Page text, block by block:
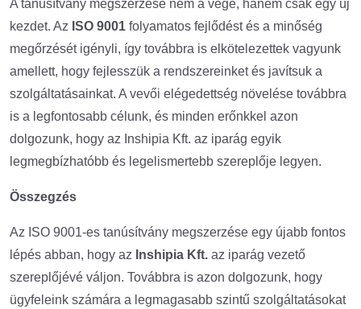
A tanúsítvány megszerzése nem a vége, hanem csak egy új
kezdet. Az ISO 9001 folyamatos fejlődést és a minőség
megőrzését igényli, így továbbra is elkötelezettek vagyunk
amellett, hogy fejlesszük a rendszereinket és javítsuk a
szolgáltatásainkat. A vevői elégedettség növelése továbbra
is a legfontosabb célunk, és minden erőnkkel azon
dolgozunk, hogy az Inshipia Kft. az iparág egyik
legmegbízhatóbb és legelismertebb szereplője legyen.
Összegzés
Az ISO 9001-es tanúsítvány megszerzése egy újabb fontos
lépés abban, hogy az Inshipia Kft. az iparág vezető
szereplőjévé váljon. Továbbra is azon dolgozunk, hogy
ügyfeleink számára a legmagasabb szintű szolgáltatásokat